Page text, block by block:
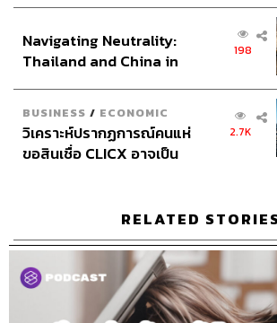
TAGS: Podcast ภูมิชายบุญสินสุข
พอดแ
TheStandardPodcast
ภูมิชาย
bickboon
อินโดนีเซีย
Navigating Neutrality:
Thailand and China in
198
BUSINESS / ECONOMIC
วิเคราะห์ปรากฏการณ์คนแห่
ขอสินเชื่อ CLICX อาจเป็น
2.7K
RELATED